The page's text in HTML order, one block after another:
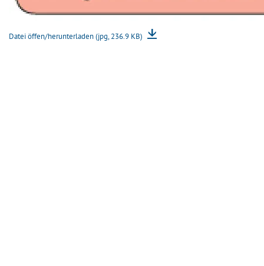
Datei öffen/herunterladen (jpg, 236.9 KB)